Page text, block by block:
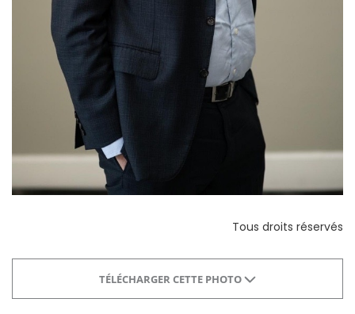
Tous droits réservés
TÉLÉCHARGER CETTE PHOTO